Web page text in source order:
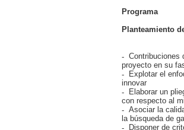
Programa
Planteamiento
Contribuciones
proyecto en su
Explotar el
innovar
Elaborar un
con respecto al
Asociar la
la búsqueda de
Disponer de